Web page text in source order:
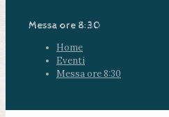
Messa ore 8:30
Home
Eventi
Messa ore 8:30